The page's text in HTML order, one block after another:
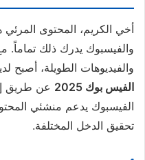
أخي الكريم، المحتوى
والفيسبوك يدرك ذلك تماماً.
والفيديوهات الطويلة، أصبح
الفيس بوك 2025
عن طريق
الفيسبوك يدعم منشئي
تحقيق الدخل المختلفة.